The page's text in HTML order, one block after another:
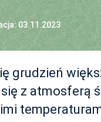
03.11.2023
grudzień
z atmosferą